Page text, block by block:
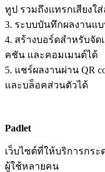
ทูป รวมถึงแทรกเสียงใ
3. ระบบบันทึกผลงานแ
4. สร้างบอร์ดสำหรับจัด
คชัน และคอมเมนต์ได้
5. แชร์ผลงานผ่าน QR
และบล็อคส่วนตัวได้
Padlet
เว็บไซต์ที่ให้บริการกร
ผู้ใช้หลายคน